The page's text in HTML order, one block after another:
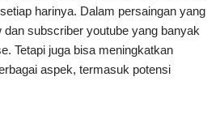
harinya. Dalam persaingan yang
dan subscriber youtube yang banyak
Tetapi juga bisa meningkatkan
aspek, termasuk potensi